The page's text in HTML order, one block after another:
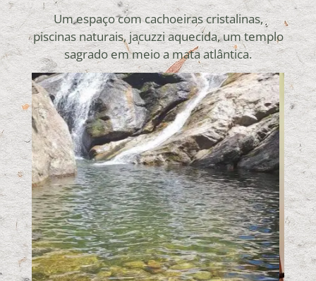
Um espaço com cachoeiras cristalinas,
piscinas naturais, jacuzzi aquecida, um templo
sagrado em meio a mata atlântica.